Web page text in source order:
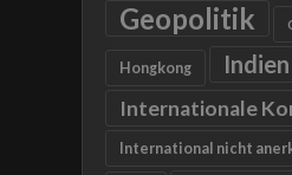
Geopolitik
Hongkong Indien
Internationale
International nicht